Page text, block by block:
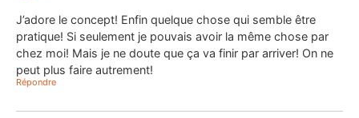
J’adore le concept! Enfin quelque chose qui semble être
pratique! Si seulement je pouvais avoir la même chose par
chez moi! Mais je ne doute que ça va finir par arriver! On ne
peut plus faire autrement!
Répondre